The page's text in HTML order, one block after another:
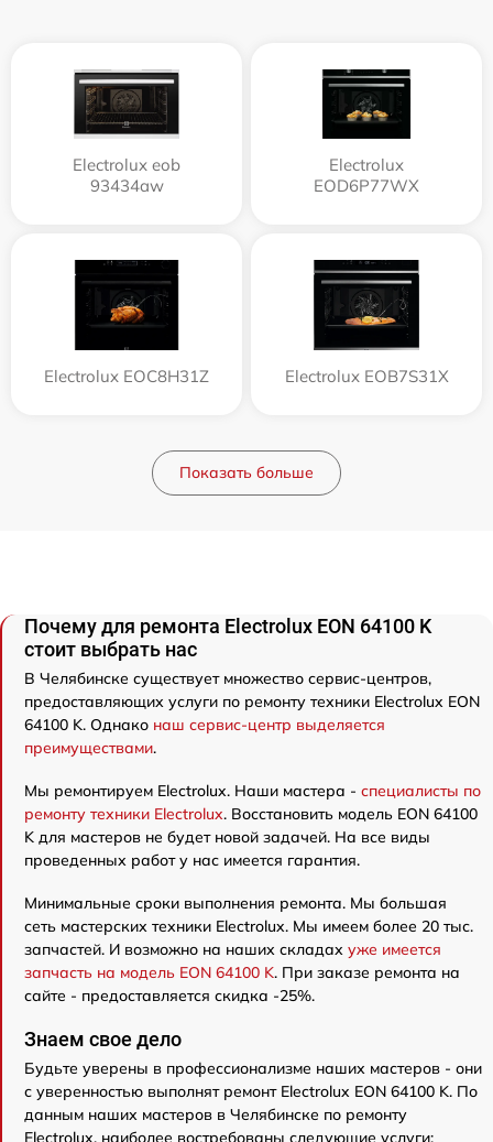
Electrolux eob
93434aw
Electrolux
EOD6P77WX
Electrolux EOC8H31Z Electrolux EOB7S31X
Показать больше
Почему для ремонта Electrolux EON 64100 K
стоит выбрать нас
В Челябинске существует множество сервис-центров,
предоставляющих услуги по ремонту техники Electrolux EON
64100 K. Однако наш сервис-центр выделяется
преимуществами.
Мы ремонтируем Electrolux. Наши мастера - специалисты по
ремонту техники Electrolux. Восстановить модель EON 64100
K для мастеров не будет новой задачей. На все виды
проведенных работ у нас имеется гарантия.
Минимальные сроки выполнения ремонта. Мы большая
сеть мастерских техники Electrolux. Мы имеем более 20 тыс.
запчастей. И возможно на наших складах уже имеется
запчасть на модель EON 64100 K. При заказе ремонта на
сайте - предоставляется скидка -25%.
Знаем свое дело
Будьте уверены в профессионализме наших мастеров - они
с уверенностью выполнят ремонт Electrolux EON 64100 K. По
данным наших мастеров в Челябинске по ремонту
Electrolux, наиболее востребованы следующие услуги: